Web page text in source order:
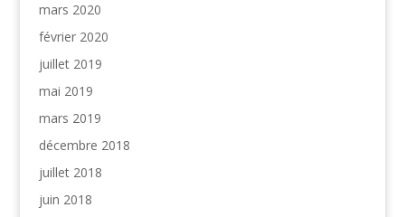
mars 2020
février 2020
juillet 2019
mai 2019
mars 2019
décembre 2018
juillet 2018
juin 2018